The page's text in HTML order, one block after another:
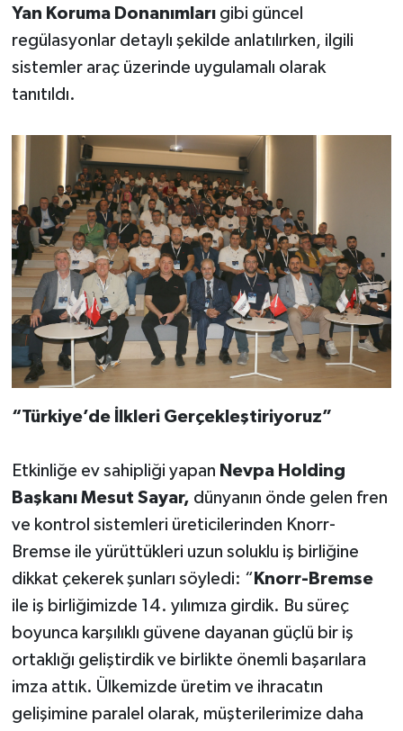
Yan Koruma Donanımları gibi güncel
regülasyonlar detaylı şekilde anlatılırken, ilgili
sistemler araç üzerinde uygulamalı olarak
tanıtıldı.
“Türkiye’de İlkleri Gerçekleştiriyoruz”
Etkinliğe ev sahipliği yapan Nevpa Holding
Başkanı Mesut Sayar, dünyanın önde gelen fren
ve kontrol sistemleri üreticilerinden Knorr-
Bremse ile yürüttükleri uzun soluklu iş birliğine
dikkat çekerek şunları söyledi: “ Knorr-Bremse
ile iş birliğimizde 14. yılımıza girdik. Bu süreç
boyunca karşılıklı güvene dayanan güçlü bir iş
ortaklığı geliştirdik ve birlikte önemli başarılara
imza attık. Ülkemizde üretim ve ihracatın
gelişimine paralel olarak, müşterilerimize daha